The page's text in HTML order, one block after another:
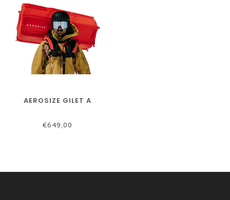
AEROSIZE GILET A
€649,00